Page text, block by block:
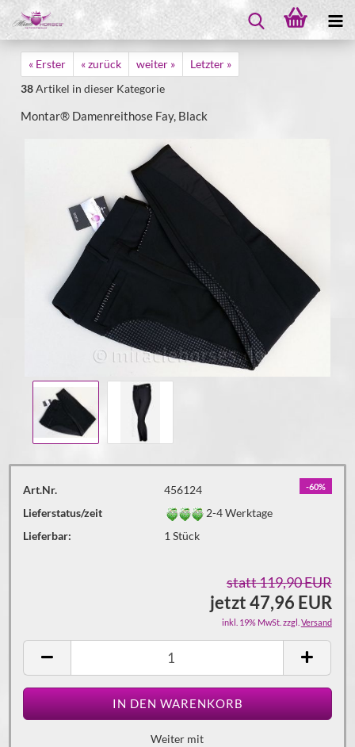
« Erster « zurück weiter »
Letzter »
38Artikel in dieser Kategorie
Montar® Damenreithose Fay, Black
-60%
Art.Nr.
456124
Lieferstatus/zeit
2-4 Werktage
Lieferbar:
1 Stück
statt 119,90 EUR
jetzt 47,96 EUR
inkl. 19% MwSt. zzgl. Versand
Weiter mit